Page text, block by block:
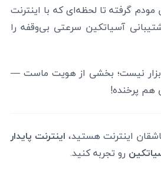
گرفته تا لحظه‌ای که با اینترنت
آسیاتکین سرعتی بی‌وقفه را
نیست؛ بخشی از هویت ماست —
هم پرخنده!
اینترنت هستید، اینترنت پایدار
رو تجربه کنید.